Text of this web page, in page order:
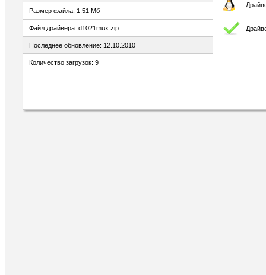
Размер файла: 1.51 Мб
Файл драйвера: d1021mux.zip
Последнее обновление: 12.10.2010
Количество загрузок: 9